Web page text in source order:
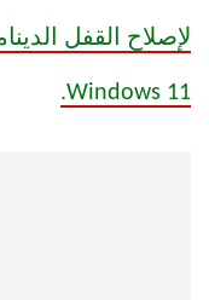
لإصلاح القفل
Windows 11.